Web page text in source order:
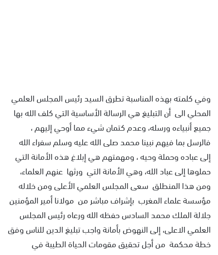
وفي كلمته بهذه المناسبة تطرق السيد رئيس المجلس العلمي
المحلي الى أن التبليغ هي الرسالة الأساسية التي كلف الله بها
جميع أنبياءه ورسله، وعدم كتمان شيء مما أوحي إليهم ،
فالرسل بما فيهم نبينا محمد صلى الله عليه وسلم سفراء الله
إلى عباده وحملة وحيه ، ومهمتهم هي إبلاغ هذه الأمانة التي
حملوها إلى عباد الله، وهي الأمانة التي ورثها عنهم العلماء،
ومن هذا المنطلق سعى المجلس العلمي الأعلى ومن خلاله
مؤسسة علماء المغرب بإشراف مباشر من مولانا أمير المؤمنين
جلالة الملك محمد السادس حفظه الله ورعاه رئيس المجلس
العلمي الاعلى، إلى النهوض بأمانة واجب تبليغ الدين للناس وفق
خطة محكمة من أجل تحقيق مقومات الحياة الطيبة في